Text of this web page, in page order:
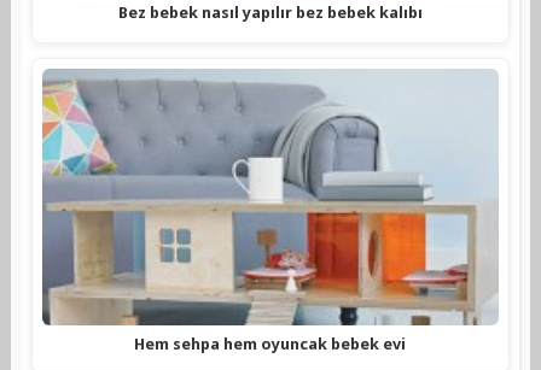
Bez bebek nasıl yapılır bez bebek kalıbı
Hem sehpa hem oyuncak bebek evi